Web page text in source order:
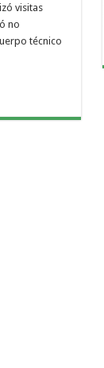
visitas
no
técnico